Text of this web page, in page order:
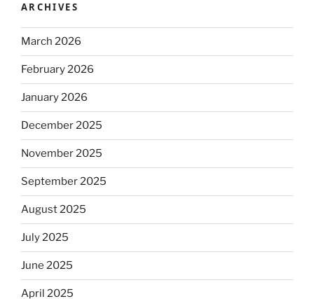
ARCHIVES
March 2026
February 2026
January 2026
December 2025
November 2025
September 2025
August 2025
July 2025
June 2025
April 2025